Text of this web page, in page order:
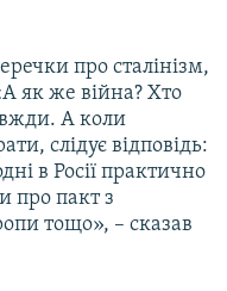
про сталінізм,
як же війна? Хто
А коли
слідує відповідь:
в Росії практично
про пакт з
тощо», – сказав